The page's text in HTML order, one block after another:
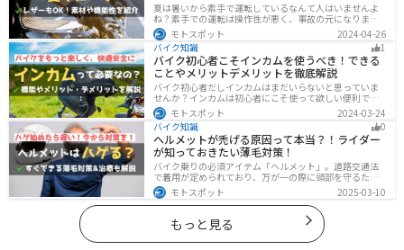
夏は暑いから素手で運転しているなんて人はいませんよ
ね？素手での運転は操作性が悪く、事故の元になりま
す。直射日光が当たり日焼けで余計に暑くなります。夏に
は夏用グローブを使うことで、素手より涼しく快適にバ
イクに乗ることができるので是非使いましょう。
モトスポット
2024-04-26
バイク知識
1
バイク初心者こそインカムを使うべき！できる
ことやメリットデメリットを徹底解説
バイク初心者だしインカムはまだいらないと思っていま
せんか？インカムは初心者にこそ使って欲しい便利で安
全に運転するための機器です。インカムでできることや
メリットデメリットなどまとめましたので、気になって
いる人はぜひ参考にしてください。
モトスポット
2024-03-24
バイク知識
0
ヘルメットが禿げる原因って本当？！ライダー
が知っておきたい薄毛対策！
バイク乗りの必須アイテム「ヘルメット」。道路交通法
で着用が定められており、万が一の際に頭部を守るため
に被るものです。しかし、「ヘルメットが原因で禿げた
らどうしよう」と心配しているライダーもいるのではな
いでしょうか。ライダーヘルメットが禿げる原因になる
って本当かな・・・ライダーバイクには乗りたいけど抜
け毛が増えたら困る！ライダーツーリング後に髪のボリ
ュームが減った気がするけど、蒸れは禿げる原因にな
モトスポット 2025-03-10
もっと見る